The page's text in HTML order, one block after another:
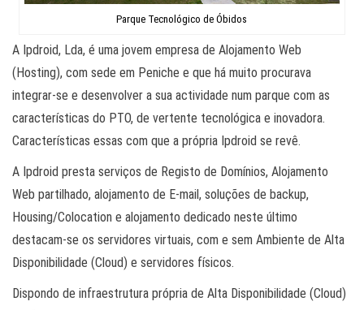
Parque Tecnológico de Óbidos
A Ipdroid, Lda, é uma jovem empresa de Alojamento Web
(Hosting), com sede em Peniche e que há muito procurava
integrar-se e desenvolver a sua actividade num parque com as
características do PTO, de vertente tecnológica e inovadora.
Características essas com que a própria Ipdroid se revê.
A Ipdroid presta serviços de Registo de Domínios, Alojamento
Web partilhado, alojamento de E-mail, soluções de backup,
Housing/Colocation e alojamento dedicado neste último
destacam-se os servidores virtuais, com e sem Ambiente de Alta
Disponibilidade (Cloud) e servidores físicos.
Dispondo de infraestrutura própria de Alta Disponibilidade (Cloud)